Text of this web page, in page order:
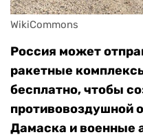
WikiCommons
Россия может
ракетные
бесплатно, чтобы
противовоздушной
Дамаска и военные